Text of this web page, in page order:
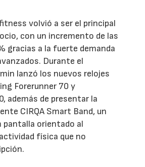
volvió a ser el principal
con un incremento de las
gracias a la fuerte demanda
Durante el
lanzó los nuevos relojes
Forerunner 70 y
además de presentar la
CIRQA Smart Band, un
orientado al
física que no